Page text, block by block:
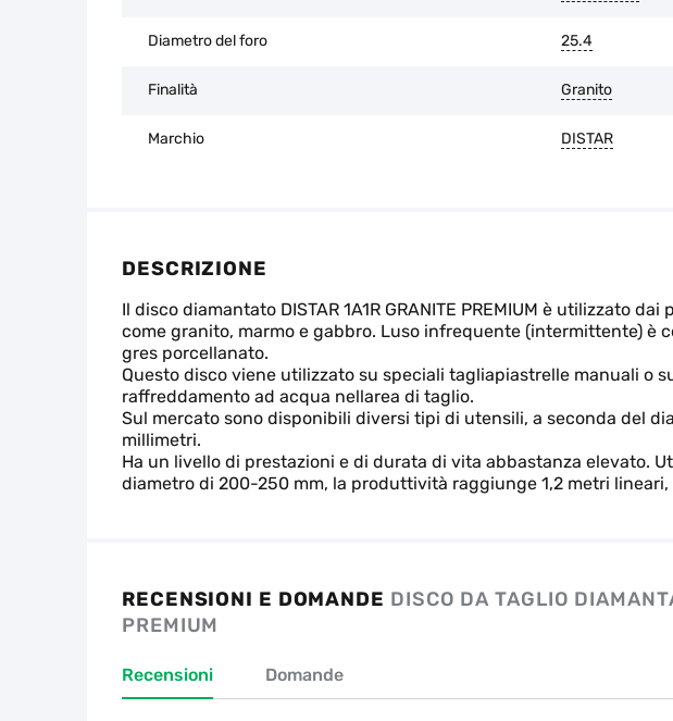
Diametro del foro 25.4
Finalità Granito
Marchio DISTAR
DESCRIZIONE
Il disco diamantato DISTAR 1A1R GRANITE PREMIUM è utilizzato
come granito, marmo e gabbro. Luso infrequente (intermittente) è
gres porcellanato.
Questo disco viene utilizzato su speciali tagliapiastrelle manuali o
raffreddamento ad acqua nellarea di taglio.
Sul mercato sono disponibili diversi tipi di utensili, a seconda del
millimetri.
Ha un livello di prestazioni e di durata di vita abbastanza elevato.
diametro di 200-250 mm, la produttività raggiunge 1,2 metri
RECENSIONI E DOMANDE DISCO DA TAGLIO
PREMIUM
Recensioni Domande